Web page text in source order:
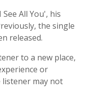
All You', his
the single
released.
to a new place,
or
may not